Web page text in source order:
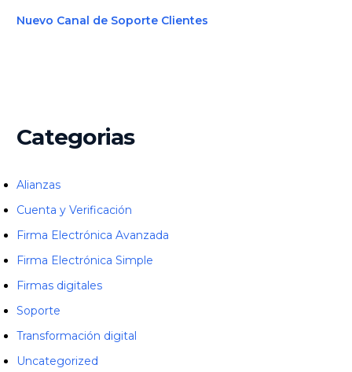
Nuevo Canal de Soporte Clientes
Categorias
Alianzas
Cuenta y Verificación
Firma Electrónica Avanzada
Firma Electrónica Simple
Firmas digitales
Soporte
Transformación digital
Uncategorized